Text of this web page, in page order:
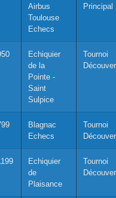
Airbus
Toulouse
Echecs
Principal
Echiquier
de la
Pointe -
Saint
Sulpice
Tournoi
Blagnac
Echecs
Tournoi
Echiquier
de
Plaisance
Tournoi